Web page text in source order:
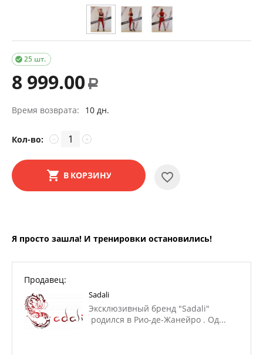
25 шт.

8 999.00 Р
Время возврата: 10 дн.
Кол-во: +
−
В КОРЗИНУ
Я просто зашла! И тренировки остановились!
Продавец:
Sadali
Эксклюзивный бренд "Sadali"
родился в Рио-де-Жанейро . Од...